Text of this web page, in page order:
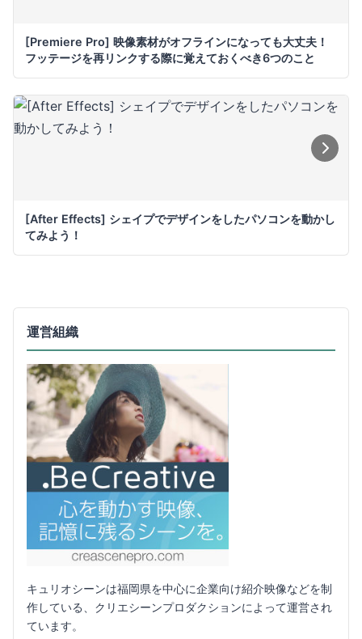
[Premiere Pro] 映像素材がオフラインになっても大丈夫！
フッテージを再リンクする際に覚えておくべき6つのこと
[After Effects] シェイプでデザインをしたパソコンを動かし
てみよう！
運営組織
キュリオシーンは福岡県を中心に企業向け紹介映像などを制
作している、クリエシーンプロダクションによって運営され
ています。